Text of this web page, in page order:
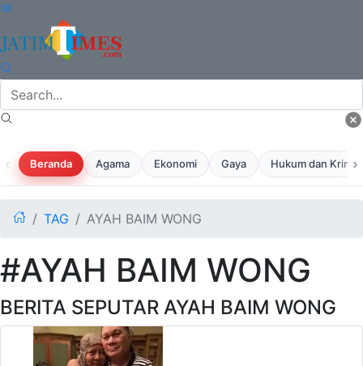
‹ Beranda Agama Ekonomi Gaya Hukum dan ›
TAG AYAH BAIM WONG
#AYAH BAIM WONG
BERITA SEPUTAR AYAH BAIM WONG